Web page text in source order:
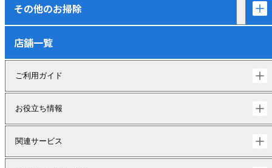
その他のお掃除
店舗一覧
ご利用ガイド
お役立ち情報
関連サービス